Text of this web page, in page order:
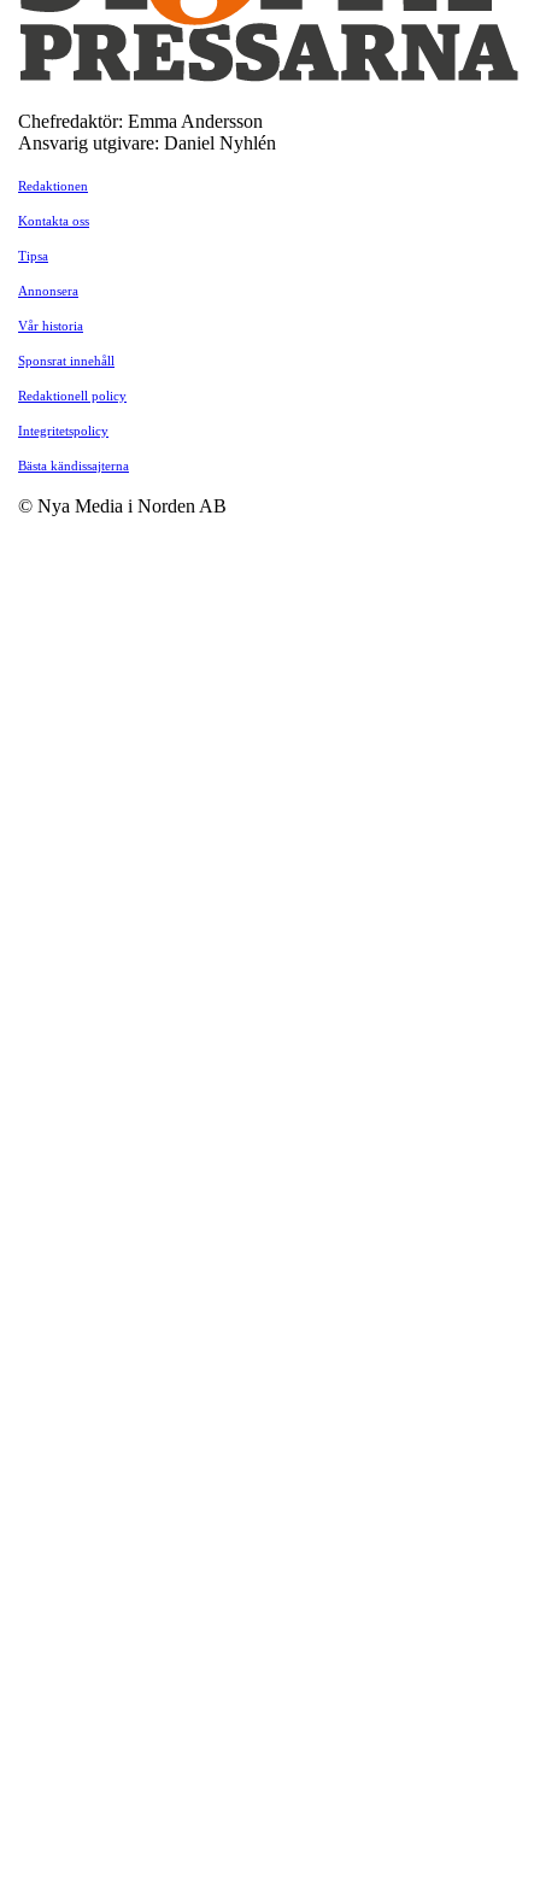
Chefredaktör: Emma Andersson
Ansvarig utgivare: Daniel Nyhlén
Redaktionen
Kontakta oss
Tipsa
Annonsera
Vår historia
Sponsrat innehåll
Redaktionell policy
Integritetspolicy
Bästa kändissajterna
© Nya Media i Norden AB